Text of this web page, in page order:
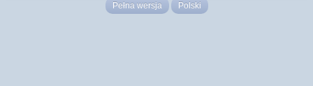
Pełna wersja Polski